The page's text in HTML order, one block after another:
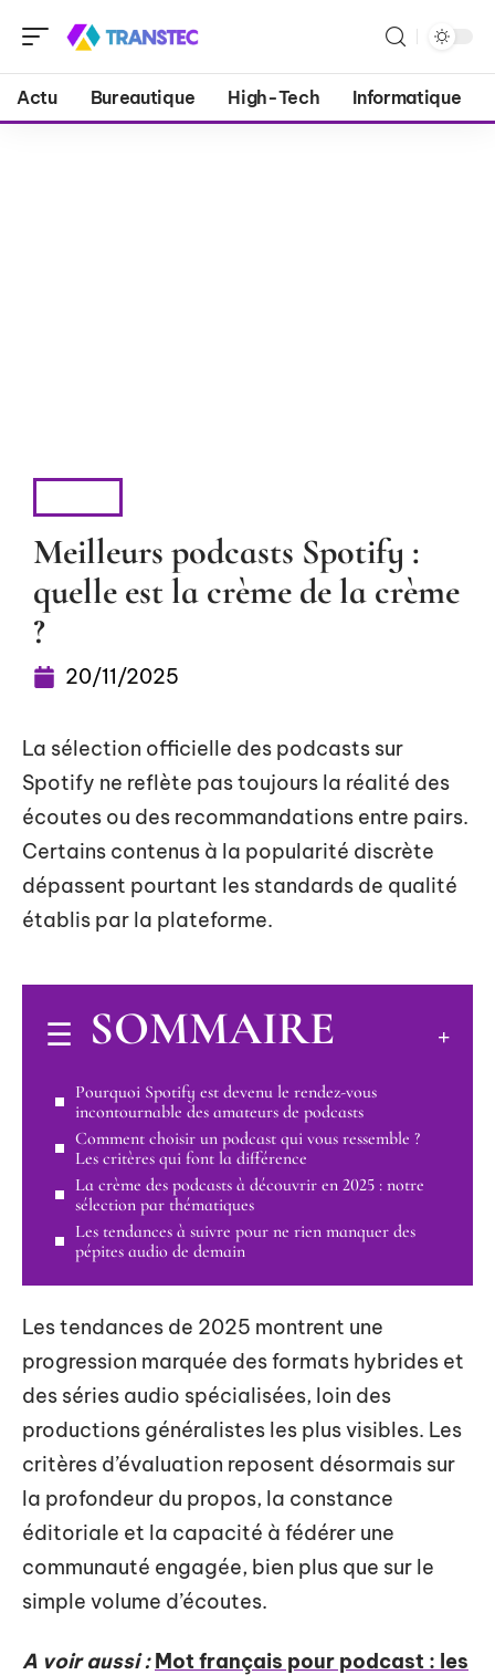
Actu Bureautique High-Tech Informatique
Meilleurs podcasts Spotify :
quelle est la crème de la crème
?
20/11/2025
La sélection officielle des podcasts sur
Spotify ne reflète pas toujours la réalité des
écoutes ou des recommandations entre pairs.
Certains contenus à la popularité discrète
dépassent pourtant les standards de qualité
établis par la plateforme.
SOMMAIRE
Pourquoi Spotify est devenu le rendez-vous
incontournable des amateurs de podcasts
Comment choisir un podcast qui vous ressemble ?
Les critères qui font la différence
La crème des podcasts à découvrir en 2025 : notre
sélection par thématiques
Les tendances à suivre pour ne rien manquer des
pépites audio de demain
Les tendances de 2025 montrent une
progression marquée des formats hybrides et
des séries audio spécialisées, loin des
productions généralistes les plus visibles. Les
critères d’évaluation reposent désormais sur
la profondeur du propos, la constance
éditoriale et la capacité à fédérer une
communauté engagée, bien plus que sur le
simple volume d’écoutes.
A voir aussi : Mot français pour podcast : les